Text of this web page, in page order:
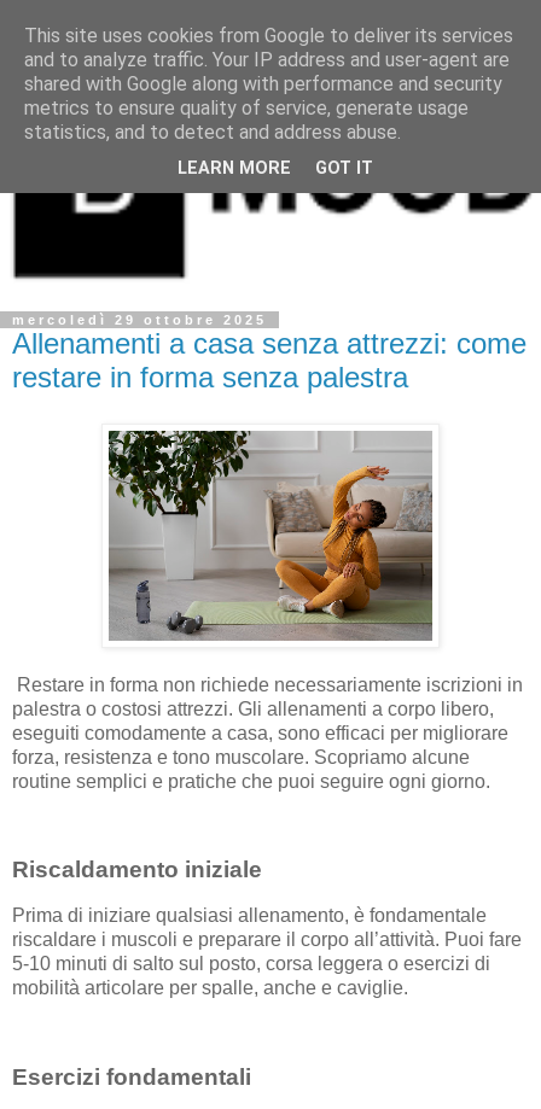
mercoledì 29 ottobre 2025
Allenamenti a casa senza attrezzi: come
restare in forma senza palestra
Restare in forma non richiede necessariamente iscrizioni in
palestra o costosi attrezzi. Gli allenamenti a corpo libero,
eseguiti comodamente a casa, sono efficaci per migliorare
forza, resistenza e tono muscolare. Scopriamo alcune
routine semplici e pratiche che puoi seguire ogni giorno.
Riscaldamento iniziale
Prima di iniziare qualsiasi allenamento, è fondamentale
riscaldare i muscoli e preparare il corpo all’attività. Puoi fare
5-10 minuti di salto sul posto, corsa leggera o esercizi di
mobilità articolare per spalle, anche e caviglie.
Esercizi fondamentali
This site uses cookies from Google to deliver its services
and to analyze traffic. Your IP address and user-agent are
shared with Google along with performance and security
metrics to ensure quality of service, generate usage
statistics, and to detect and address abuse.
LEARN MORE GOT IT